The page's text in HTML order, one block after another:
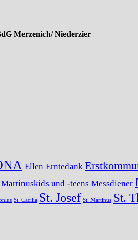
Merzenich/ Niederzier
Ellen Erntedank
Martinuskids und -teens Messdiener
St. Cäcilia St. Josef St. Martinus St.